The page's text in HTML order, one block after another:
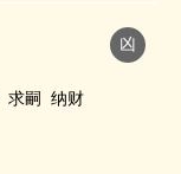
凶
求嗣 纳财